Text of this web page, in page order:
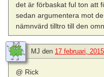
det är förbaskat ful ton att
sedan argumentera mot
nämnvärd tilltro till den
MJ den 17 februari,
@ Rick